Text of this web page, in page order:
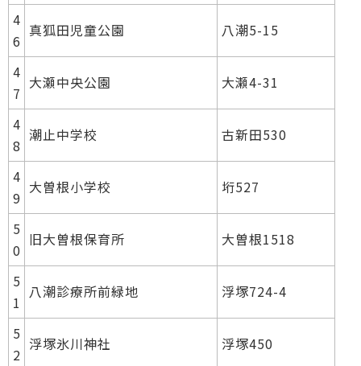
4
6
真狐田児童公園 八潮5-15
4
7
大瀬中央公園 大瀬4-31
4
8
潮止中学校 古新田530
4
9
大曽根小学校 垳527
5
0
旧大曽根保育所 大曽根1518
5
1
八潮診療所前緑地 浮塚724-4
5
2
浮塚氷川神社 浮塚450